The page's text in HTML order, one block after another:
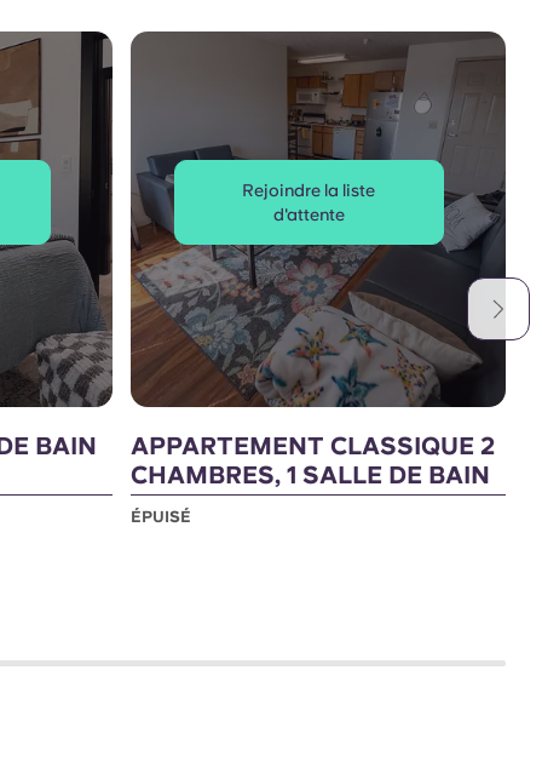
BAIN
Rejoindre la liste
d'attente
APPARTEMENT CLASSIQUE 2
CHAMBRES, 1 SALLE DE BAIN
ÉPUISÉ